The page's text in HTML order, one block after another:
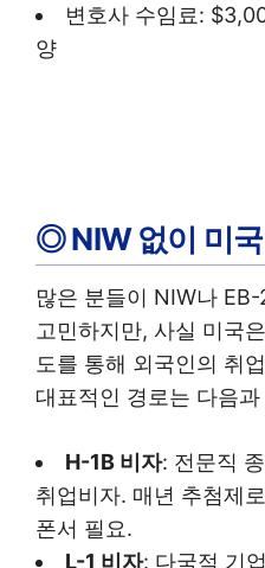
변호사 수임료:
양
◎ NIW 없이 미
많은 분들이 NIW나
고민하지만, 사실 미국
도를 통해 외국인의 취
대표적인 경로는 다음
H-1B 비자: 전문직
취업비자. 매년 추첨제
폰서 필요.
L-1 비자: 다국적 기